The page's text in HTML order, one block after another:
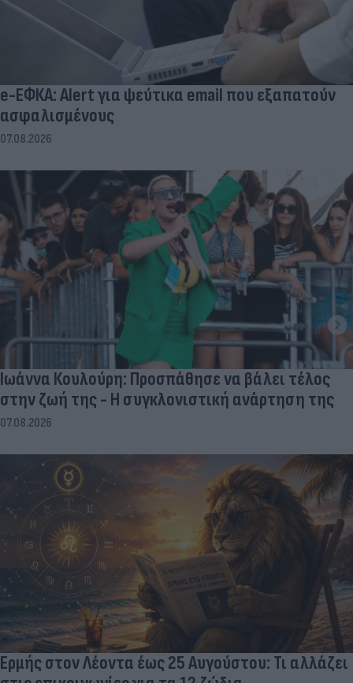
e-ΕΦΚΑ: Alert για ψεύτικα email που εξαπατούν
ασφαλισμένους
07.08.2026
Ιωάννα Κουλούρη: Προσπάθησε να βάλει τέλος
στην ζωή της - Η συγκλονιστική ανάρτηση της
07.08.2026
Ερμής στον Λέοντα έως 25 Αυγούστου: Τι αλλάζει